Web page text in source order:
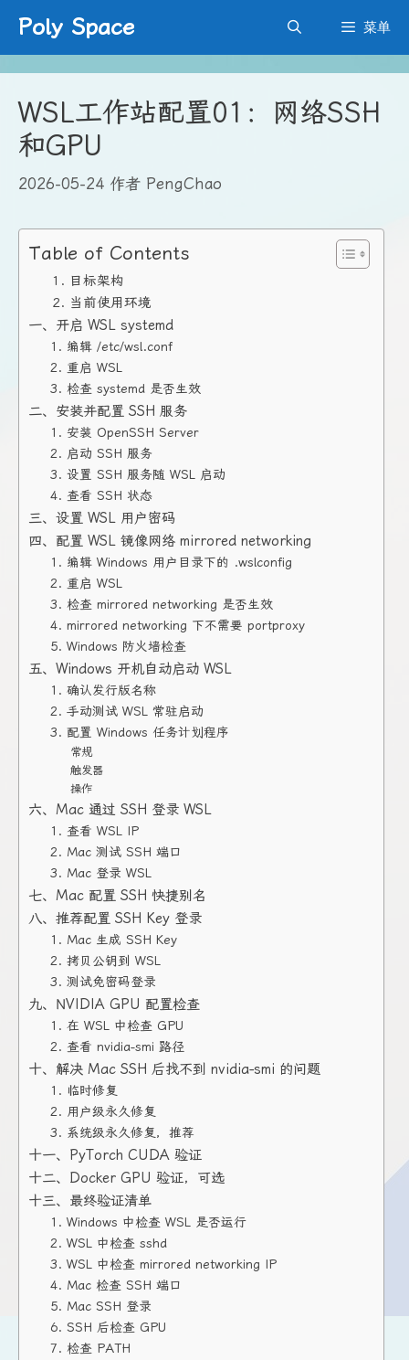
内
容
Poly Space 菜单
WSL工作站配置01：网络SSH
和GPU
2026-05-24 作者 PengChao
Table of Contents
1. 目标架构
2. 当前使用环境
一、开启 WSL systemd
1. 编辑 /etc/wsl.conf
2. 重启 WSL
3. 检查 systemd 是否生效
二、安装并配置 SSH 服务
1. 安装 OpenSSH Server
2. 启动 SSH 服务
3. 设置 SSH 服务随 WSL 启动
4. 查看 SSH 状态
三、设置 WSL 用户密码
四、配置 WSL 镜像网络 mirrored networking
1. 编辑 Windows 用户目录下的 .wslconfig
2. 重启 WSL
3. 检查 mirrored networking 是否生效
4. mirrored networking 下不需要 portproxy
5. Windows 防火墙检查
五、Windows 开机自动启动 WSL
1. 确认发行版名称
2. 手动测试 WSL 常驻启动
3. 配置 Windows 任务计划程序
常规
触发器
操作
六、Mac 通过 SSH 登录 WSL
1. 查看 WSL IP
2. Mac 测试 SSH 端口
3. Mac 登录 WSL
七、Mac 配置 SSH 快捷别名
八、推荐配置 SSH Key 登录
1. Mac 生成 SSH Key
2. 拷贝公钥到 WSL
3. 测试免密码登录
九、NVIDIA GPU 配置检查
1. 在 WSL 中检查 GPU
2. 查看 nvidia-smi 路径
十、解决 Mac SSH 后找不到 nvidia-smi 的问题
1. 临时修复
2. 用户级永久修复
3. 系统级永久修复，推荐
十一、PyTorch CUDA 验证
十二、Docker GPU 验证，可选
十三、最终验证清单
1. Windows 中检查 WSL 是否运行
2. WSL 中检查 sshd
3. WSL 中检查 mirrored networking IP
4. Mac 检查 SSH 端口
5. Mac SSH 登录
6. SSH 后检查 GPU
7. 检查 PATH